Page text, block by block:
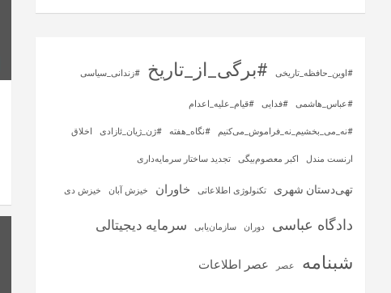
#اوین_حافظه_تاریخی #برگی_از_تاریخ #زندانی_سیاسی
#عباس_هاشمی #فدایی #قیام_علیه_اعدام
#نه_می_بخشیم_نه_فراموش_می‌کنیم #نگاه_هفته #ژن_ژیان_ئازادی اخلاق
ارنست مندل اکبر معصوم‌بیگی تجدید ساختار سرمایه‌داری
تهی‌دستان شهری تکنولوژی اطلاعاتی خاوران خیزش آبان خیزش دی
دادگاه عباسی دوران سازمان‌یابی سرمایه‌ دیجیتالی
شبنامه عصر عصر اطلاعات